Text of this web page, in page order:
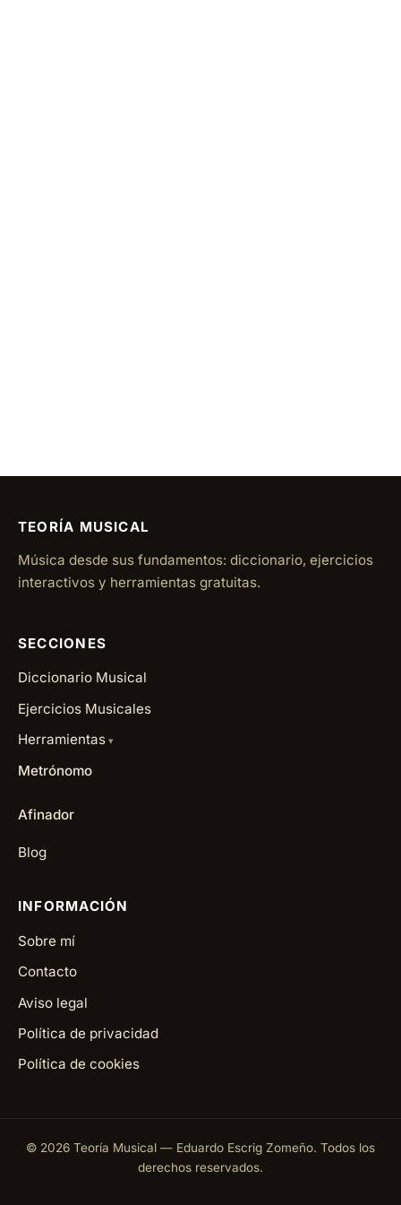
TEORÍA MUSICAL
Música desde sus fundamentos: diccionario, ejercicios
interactivos y herramientas gratuitas.
SECCIONES
Diccionario Musical
Ejercicios Musicales
Herramientas
Metrónomo
Afinador
Blog
INFORMACIÓN
Sobre mí
Contacto
Aviso legal
Política de privacidad
Política de cookies
© 2026 Teoría Musical — Eduardo Escrig Zomeño. Todos los
derechos reservados.